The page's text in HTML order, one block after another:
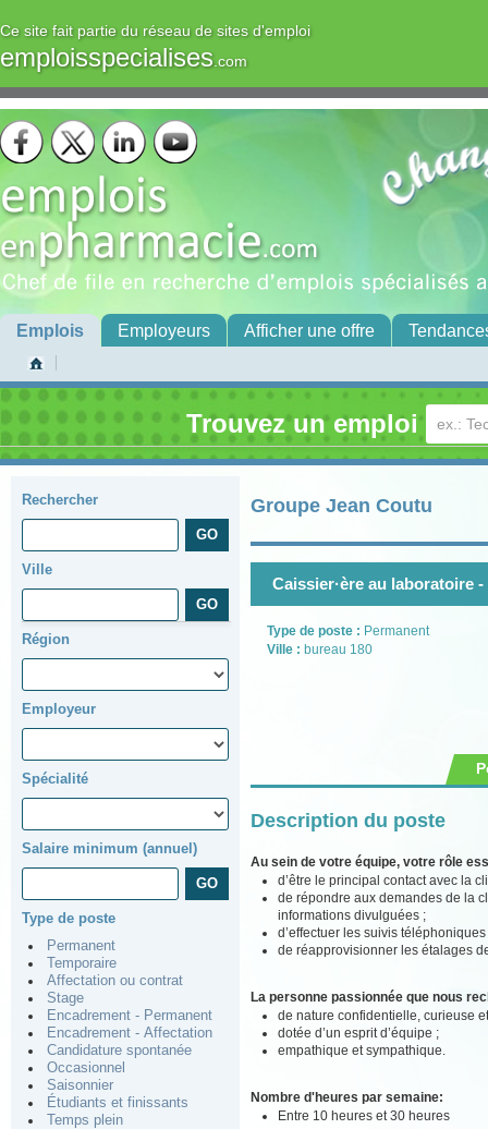
Ce site fait partie du réseau de sites d'emploi
emploisspecialises.com
Emplois Employeurs Afficher une offre
Trouvez un emploi
Rechercher
Ville
Région
Employeur
Spécialité
Salaire minimum (annuel)
Type de poste
Permanent
Temporaire
Affectation ou contrat
Stage
Encadrement - Permanent
Encadrement - Affectation
Candidature spontanée
Occasionnel
Saisonnier
Étudiants et finissants
Temps plein
Groupe Jean Coutu
Caissier·ère au laboratoire
Type de poste : Permanent
Ville : bureau 180
Description du poste
Au sein de votre équipe, votre rôle
d’être le principal contact avec la
de répondre aux demandes de la
informations divulguées ;
d’effectuer les suivis téléphoniques
de réapprovisionner les étalages
La personne passionnée que nous
de nature confidentielle, curieuse
dotée d’un esprit d’équipe ;
empathique et sympathique.
Nombre d'heures par semaine:
Entre 10 heures et 30 heures